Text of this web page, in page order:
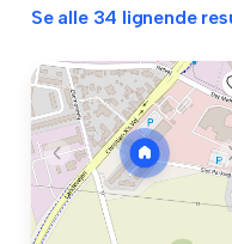
Se alle 34 lignende